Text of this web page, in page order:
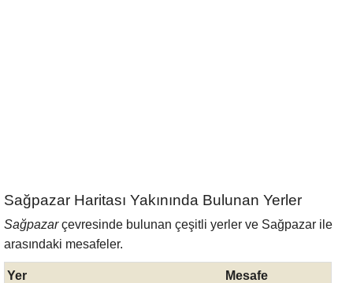
Sağpazar Haritası Yakınında Bulunan Yerler
Sağpazarçevresinde bulunan çeşitli yerler ve Sağpazar ile
arasındaki mesafeler.
Yer
Mesafe